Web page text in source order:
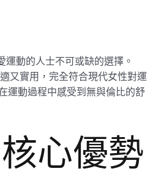
動的人士不可或缺的選擇。
又實用，完全符合現代女性對運
運動過程中感受到無與倫比的舒
心優勢